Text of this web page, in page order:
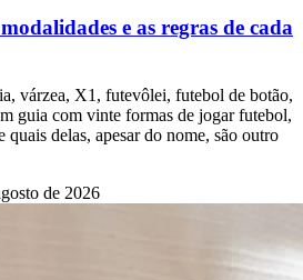
e as regras de cada
várzea, X1, futevôlei, futebol de botão,
guia com vinte formas de jogar futebol,
quais delas, apesar do nome, são outro
de 2026